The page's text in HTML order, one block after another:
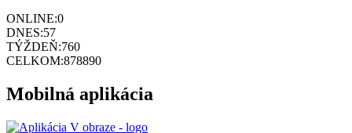
ONLINE:0
DNES:57
TÝŽDEŇ:760
CELKOM:878890
Mobilná aplikácia